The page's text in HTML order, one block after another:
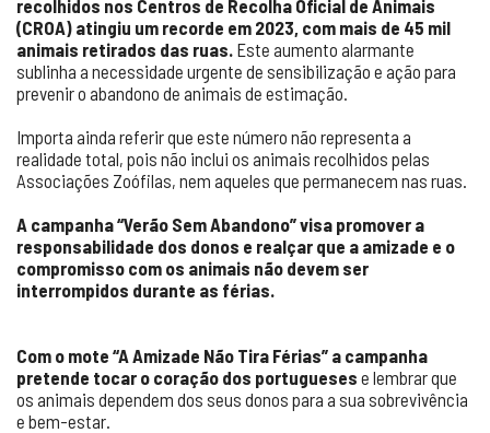
recolhidos nos Centros de Recolha Oficial de Animais
(CROA) atingiu um recorde em 2023, com mais de 45 mil
animais retirados das ruas​. Este aumento alarmante
sublinha a necessidade urgente de sensibilização e ação para
prevenir o abandono de animais de estimação.
Importa ainda referir que este número não representa a
realidade total, pois não inclui os animais recolhidos pelas
Associações Zoófilas, nem aqueles que permanecem nas ruas.
A campanha “Verão Sem Abandono” visa promover a
responsabilidade dos donos e realçar que a amizade e o
compromisso com os animais não devem ser
interrompidos durante as férias.
Com o mote “A Amizade Não Tira Férias” a campanha
pretende tocar o coração dos portugueses e lembrar que
os animais dependem dos seus donos para a sua sobrevivência
e bem-estar.